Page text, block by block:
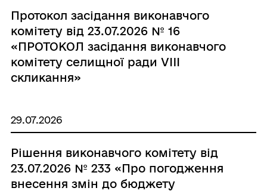
Протокол засідання виконавчого
комітету від 23.07.2026 № 16
«ПРОТОКОЛ засідання виконавчого
комітету селищної ради VIII
скликання»
29.07.2026
Рішення виконавчого комітету від
23.07.2026 № 233 «Про погодження
внесення змін до бюджету